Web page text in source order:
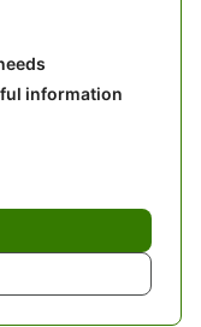
information